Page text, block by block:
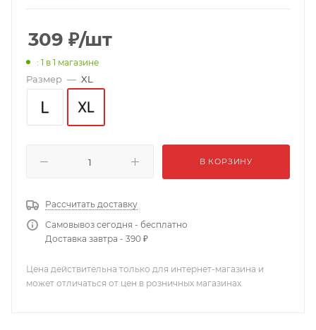
309 ₽/шт
: 1 в 1 магазине
Размер — XL
В КОРЗИНУ
Рассчитать доставку
Самовывоз сегодня - бесплатно
Доставка завтра - 390 ₽
Цена действительна только для интернет-магазина и
может отличаться от цен в розничных магазинах